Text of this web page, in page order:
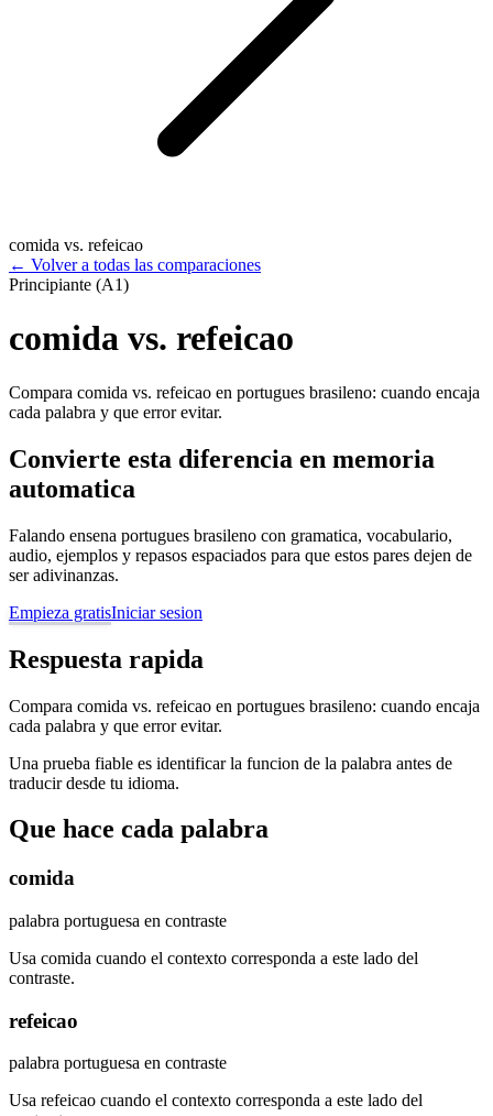
comida vs. refeicao
← Volver a todas las comparaciones
Principiante (A1)
comida vs. refeicao
Compara comida vs. refeicao en portugues brasileno: cuando encaja
cada palabra y que error evitar.
Convierte esta diferencia en memoria
automatica
Falando ensena portugues brasileno con gramatica, vocabulario,
audio, ejemplos y repasos espaciados para que estos pares dejen de
ser adivinanzas.
Empieza gratisIniciar sesion
Respuesta rapida
Compara comida vs. refeicao en portugues brasileno: cuando encaja
cada palabra y que error evitar.
Una prueba fiable es identificar la funcion de la palabra antes de
traducir desde tu idioma.
Que hace cada palabra
comida
palabra portuguesa en contraste
Usa comida cuando el contexto corresponda a este lado del
contraste.
refeicao
palabra portuguesa en contraste
Usa refeicao cuando el contexto corresponda a este lado del